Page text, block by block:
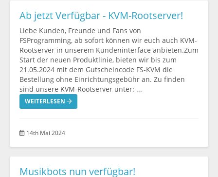
Ab jetzt Verfügbar - KVM-Rootserver!
Liebe Kunden, Freunde und Fans von
FSProgramming, ab sofort können wir euch auch KVM-
Rootserver in unserem Kundeninterface anbieten.Zum
Start der neuen Produktlinie, bieten wir bis zum
21.05.2024 mit dem Gutscheincode FS-KVM die
Bestellung ohne Einrichtungsgebühr an. Zu finden
sind unsere KVM-Rootserver unter: ...
WEITERLESEN
14th Mai 2024
Musikbots nun verfügbar!